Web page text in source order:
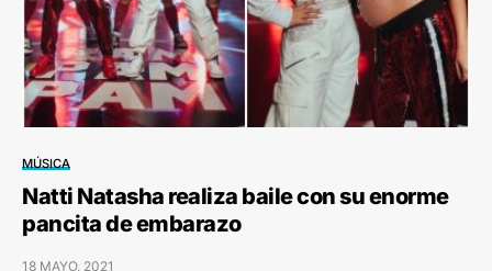
MÚSICA
Natti Natasha realiza baile con su enorme
pancita de embarazo
18 MAYO, 2021